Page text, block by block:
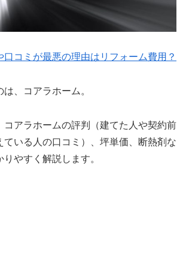
口コミが最悪の理由はリフォーム費用？
、コアラホーム。
コアラホームの評判（建てた人や契約前
ている人の口コミ）、坪単価、断熱剤な
やすく解説します。